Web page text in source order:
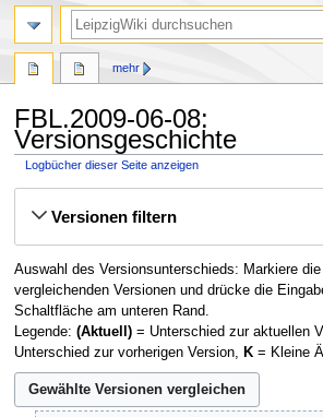
FBL.2009-06-08:
Versionsgeschichte
Logbücher dieser Seite anzeigen
Navigation
SucheVersionen filtern
Auswahl des Versionsunterschieds: Markiere
vergleichenden Versionen und drücke die
Schaltfläche am unteren Rand.
Legende: (Aktuell)= Unterschied zur aktuellen
Unterschied zur vorherigen Version, K= Kleine
mehr